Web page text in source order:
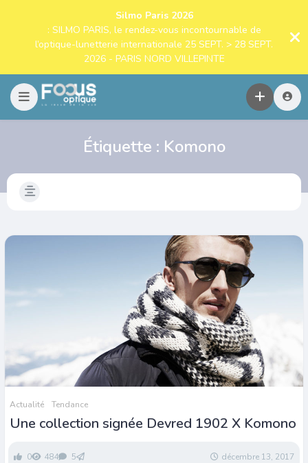
Silmo Paris 2026
: SILMO PARIS, le rendez-vous incontournable de
l’optique-lunetterie internationale 25 SEPT. > 28 SEPT.
2026 - PARIS NORD VILLEPINTE
Étiquette : Komono
Actualité Tendance
Une collection signée Devred 1902 X Komono
0 484 5 décembre 13, 2017